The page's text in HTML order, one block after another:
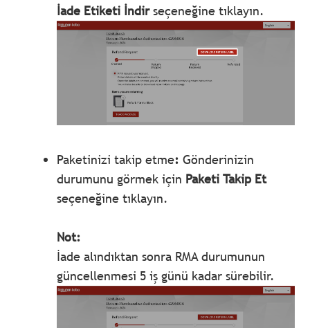
İade Etiketi İndirseçeneğine tıklayın.
Paketinizi takip etme:Gönderinizin
durumunu görmek için Paketi Takip Et
seçeneğine tıklayın.
Not:
İade alındıktan sonra RMA durumunun
güncellenmesi 5 iş günü kadar sürebilir.